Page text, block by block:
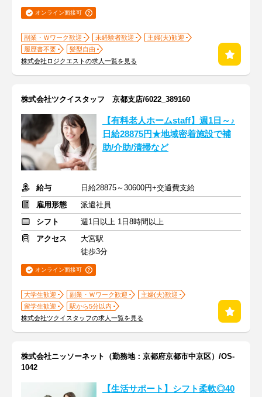
オンライン面接可
副業・Ｗワーク歓迎 未経験者歓迎
主婦(夫)歓迎
履歴書不要
髪型自由
株式会社ロジクエストの求人一覧を見る
株式会社ツクイスタッフ 京都支店/6022_389160
【有料老人ホームstaff】週1日～♪
日給28875円★地域密着施設で補
助/介助/清掃など
給与
日給28875～30600円+交通費支給
雇用形態
派遣社員
シフト
週1日以上 1日8時間以上
アクセス
大宮駅
徒歩3分
オンライン面接可
大学生歓迎 副業・Ｗワーク歓迎
主婦(夫)歓迎
留学生歓迎
駅から5分以内
株式会社ツクイスタッフの求人一覧を見る
株式会社ニッソーネット（勤務地：京都府京都市中京区）/OS-
1042
【生活サポート】シフト柔軟◎40